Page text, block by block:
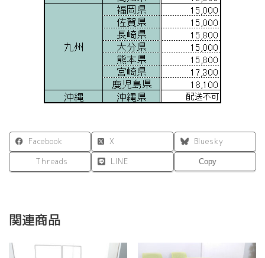
Facebook X
Bluesky
Threads
LINE Copy
関連商品